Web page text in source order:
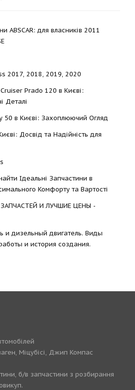
ABSCAR: для власників 2011
2017, 2018, 2019, 2020
Prado 120 в Києві:
Деталі
50 в Києві: Захоплюючий Огляд
Досвід та Надійність для
Ідеальні Запчастини в
Комфорту та Вартості
И ЛУЧШИЕ ЦЕНЫ -
и дизельный двигатель. Виды
и история создания.
Міцубісі, Джип Компас
б/в запчастини з розбирання